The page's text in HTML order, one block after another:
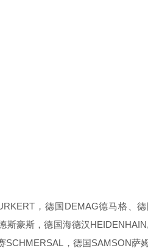
，德国DEMAG德马格、
斯豪斯，德国海德汉
，德国SAMSON萨